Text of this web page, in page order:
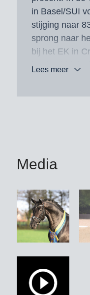
in Basel/SUI
stijging naar
sprong naar
bij het EK in
het inmiddels
Deense
de Louisdor-
nog geen
geschiedenis
belangrijkste
een absoluut
– en duidelijk
concurrentie.
Lees meer
Media